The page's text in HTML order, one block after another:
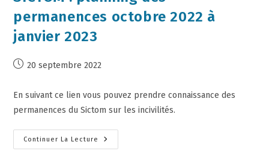
permanences octobre 2022 à
janvier 2023
20 septembre 2022
En suivant ce lien vous pouvez prendre connaissance des
permanences du Sictom sur les incivilités.
Continuer La Lecture